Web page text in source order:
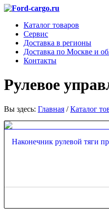
Каталог товаров
Сервис
Доставка в регионы
Доставка по Москве и
Контакты
Рулевое
Вы здесь: Главная / Каталог
Наконечник рулевой тяги